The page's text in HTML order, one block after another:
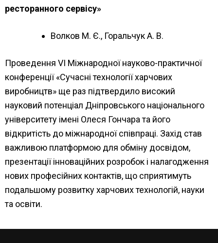
ресторанного сервісу»
Волков М. Є., Горальчук А. В.
Проведення VІ Міжнародної науково-практичної
конференції «Сучасні технології харчових
виробництв» ще раз підтвердило високий
науковий потенціал Дніпровського національного
університету імені Олеся Гончара та його
відкритість до міжнародної співпраці. Захід став
важливою платформою для обміну досвідом,
презентації інноваційних розробок і налагодження
нових професійних контактів, що сприятимуть
подальшому розвитку харчових технологій, науки
та освіти.